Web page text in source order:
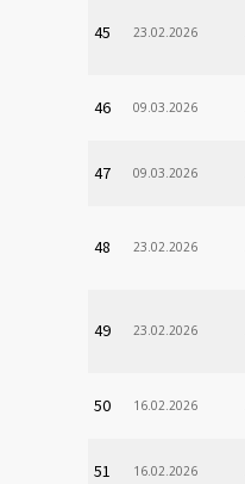
45 23.02.2026
46 09.03.2026
47 09.03.2026
48 23.02.2026
49 23.02.2026
50 16.02.2026
51 16.02.2026